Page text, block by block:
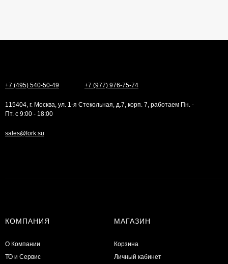
+7 (495) 540-50-49 +7 (977) 976-75-74
115404, г. Москва, ул. 1-я Стекольная, д.7, корп. 7, работаем Пн. -
Пт. с 9:00 - 18:00
sales@fork.su
КОМПАНИЯ
О Компании
ТО и Сервис
МАГАЗИН
Корзина
Личный кабинет